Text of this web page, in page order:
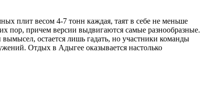
плит весом 4-7 тонн каждая, таят в себе не меньше
пор, причем версии выдвигаются самые разнообразные.
остается лишь гадать, но участники команды
Отдых в Адыгее оказывается настолько